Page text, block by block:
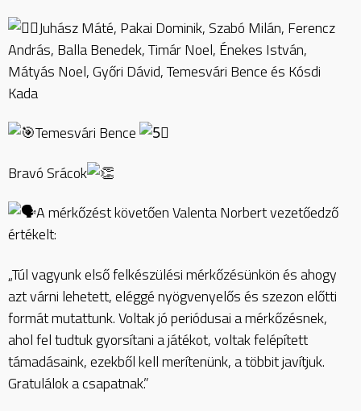
Juhász Máté, Pakai Dominik, Szabó Milán, Ferencz
András, Balla Benedek, Timár Noel, Énekes István,
Mátyás Noel, Győri Dávid, Temesvári Bence és Kósdi
Kada
Temesvári Bence
Bravó Srácok
A mérkőzést követően Valenta Norbert vezetőedző
értékelt:
„Túl vagyunk első felkészülési mérkőzésünkön és ahogy
azt várni lehetett, eléggé nyögvenyelős és szezon előtti
formát mutattunk. Voltak jó periódusai a mérkőzésnek,
ahol fel tudtuk gyorsítani a játékot, voltak felépített
támadásaink, ezekből kell merítenünk, a többit javítjuk.
Gratulálok a csapatnak.”